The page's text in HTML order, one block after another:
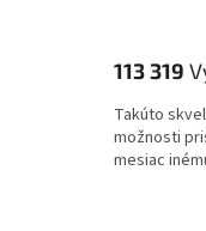
113 319
Takúto
možnosti
mesiac